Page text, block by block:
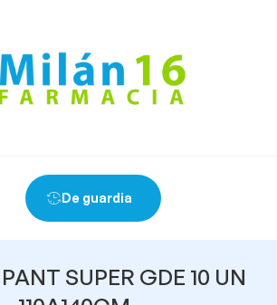
De guardia
SUPER GDE 10 UN